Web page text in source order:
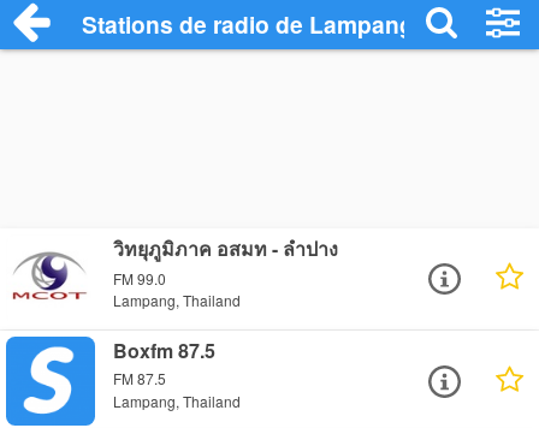
Stations de radio de Lampang
วิทยุภูมิภาค อสมท - ลำปาง
FM 99.0
Lampang, Thailand
Boxfm 87.5
FM 87.5
Lampang, Thailand